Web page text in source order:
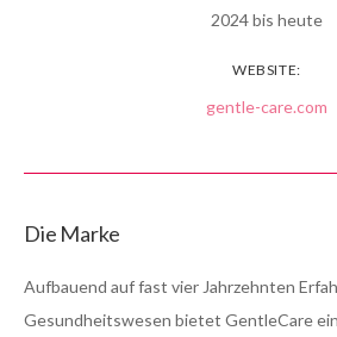
2024 bis heute
WEBSITE:
gentle-care.com
Die Marke
Aufbauend auf fast vier Jahrzehnten
Gesundheitswesen bietet GentleCare